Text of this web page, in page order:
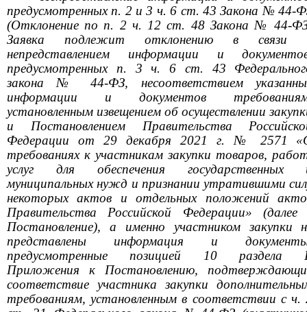
предусмотренных п. 2 и 3 ч. 6 ст. 43 Закона № 44-
(Отклонение по п. 2 ч. 12 ст. 48 Закона № 44-
Заявка подлежит отклонению в связи
непредставлением информации и
предусмотренных п. 3 ч. 6 ст. 43
закона № 44-ФЗ, несоответствием
информации и документов
установленным извещением об осуществлении
и Постановлением Правительства
Федерации от 29 декабря 2021 г. № 2571
требованиях к участникам закупки товаров,
услуг для обеспечения государственных
муниципальных нужд и признании утратившими
некоторых актов и отдельных положений
Правительства Российской Федерации»
Постановление), а именно участником закупки
представлены информация и
предусмотренные позицией 10 раздела
Приложения к Постановлению,
соответствие участника закупки
требованиям, установленным в соответствии с ч.